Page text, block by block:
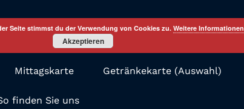
Mittagskarte Getränkekarte (Auswahl)
finden Sie uns
Seite stimmst du der Verwendung von Cookies zu. Weitere Informationen
Akzeptieren